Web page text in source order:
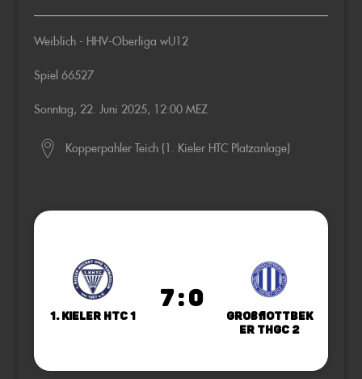
Weiblich - HHV-Oberliga wU12
Spiel 66527
Sonntag, 22. Juni 2025, 12:00 MEZ
Kopperpahler Teich (1. Kieler HTC Platzanlage)
1. Kieler HTC 1
7 : 0
Großflottbek
er THGC 2